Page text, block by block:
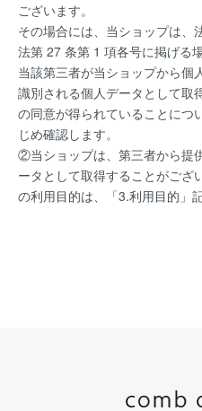
ございます。
その場合には、当ショップは、
法第 27 条第 1 項各号に掲げる場
当該第三者が当ショップから個
識別される個人データとして取
の同意が得られていることにつ
じめ確認します。
②当ショップは、第三者から提
ータとして取得することがござ
の利用目的は、「3.利用目的」